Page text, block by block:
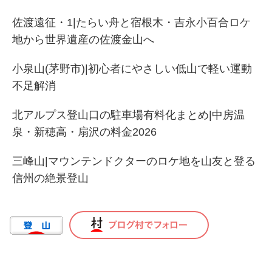
佐渡遠征・1|たらい舟と宿根木・吉永小百合ロケ
地から世界遺産の佐渡金山へ
小泉山(茅野市)|初心者にやさしい低山で軽い運動
不足解消
北アルプス登山口の駐車場有料化まとめ|中房温
泉・新穂高・扇沢の料金2026
三峰山|マウンテンドクターのロケ地を山友と登る
信州の絶景登山